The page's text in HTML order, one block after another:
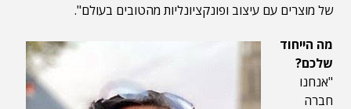
של מוצרים עם עיצוב ופונקציונליות מהטובים בעולם".
מה הייחוד
שלכם?
"אנחנו
חברה